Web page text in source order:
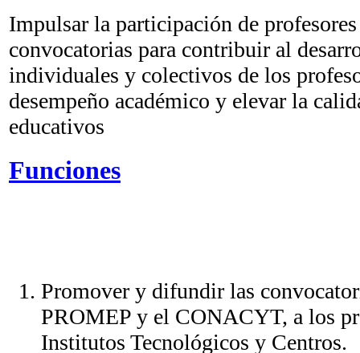
Impulsar la participación de
convocatorias para contribuir al
individuales y colectivos de los
desempeño académico y elevar la
educativos
Funciones
Promover y difundir las
PROMEP y el CONACYT, a los
Institutos Tecnológicos y Centros.